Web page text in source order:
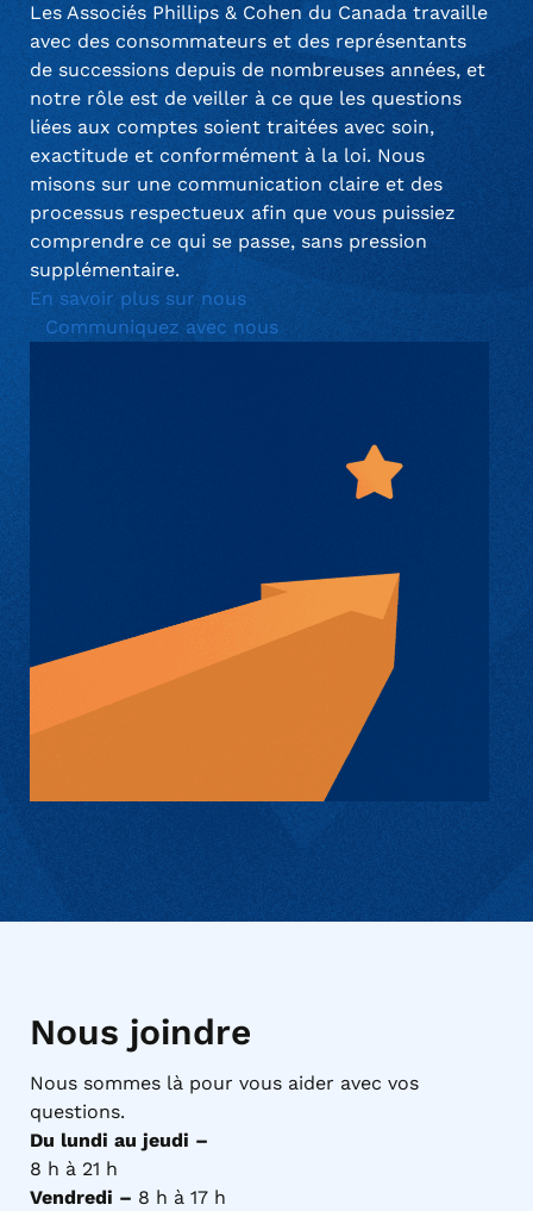
Les Associés Phillips & Cohen du Canada travaille
avec des consommateurs et des représentants
de successions depuis de nombreuses années, et
notre rôle est de veiller à ce que les questions
liées aux comptes soient traitées avec soin,
exactitude et conformément à la loi. Nous
misons sur une communication claire et des
processus respectueux afin que vous puissiez
comprendre ce qui se passe, sans pression
supplémentaire.
En savoir plus sur nous
Communiquez avec nous
Nous joindre
Nous sommes là pour vous aider avec vos
questions.
Du lundi au jeudi –
8 h à 21 h
Vendredi – 8 h à 17 h